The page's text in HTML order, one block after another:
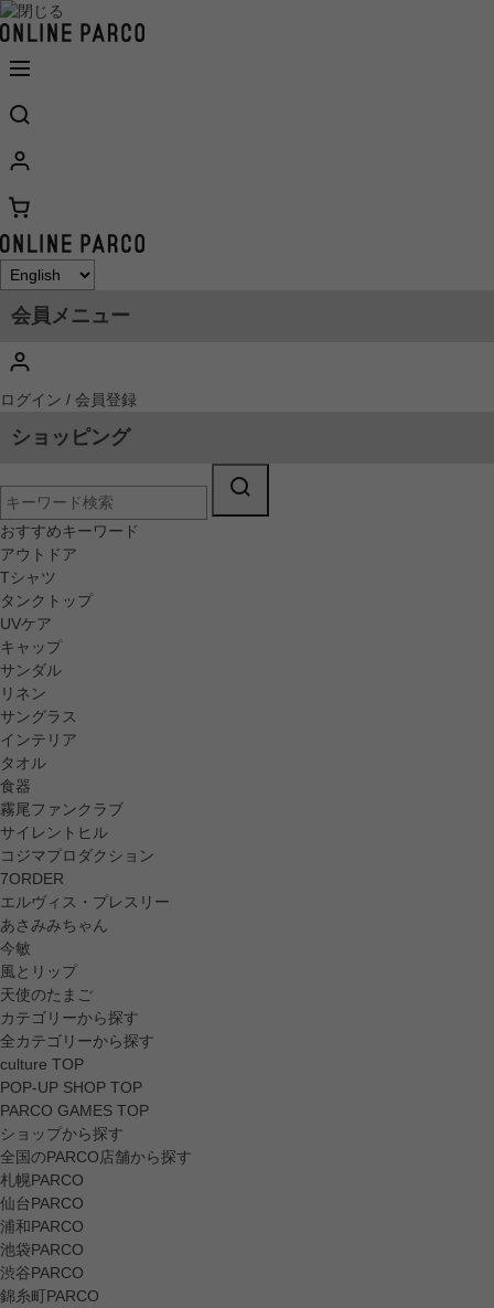
会員メニュー
ログイン / 会員登録
ショッピング
おすすめキーワード
アウトドア
Tシャツ
タンクトップ
UVケア
キャップ
サンダル
リネン
サングラス
インテリア
タオル
食器
霧尾ファンクラブ
サイレントヒル
コジマプロダクション
7ORDER
エルヴィス・プレスリー
あさみみちゃん
今敏
風とリップ
天使のたまご
カテゴリーから探す
全カテゴリーから探す
culture TOP
POP-UP SHOP TOP
PARCO GAMES TOP
ショップから探す
全国のPARCO店舗から探す
札幌PARCO
仙台PARCO
浦和PARCO
池袋PARCO
渋谷PARCO
錦糸町PARCO